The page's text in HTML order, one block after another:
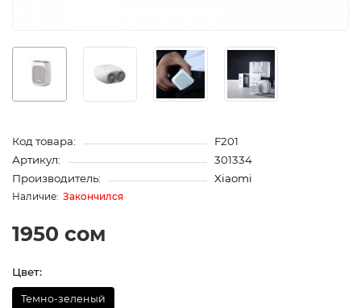
Код товара:
F201
Артикул:
301334
Производитель:
Xiaomi
Закончился
1950 сом
Цвет:
Темно-зеленый